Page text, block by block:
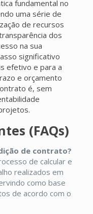
fundamental no
uma série de
de recursos
dos
na sua
significativo
efetivo e para a
e orçamento
é, sem
(FAQs)
de contrato?
de calcular e
realizados em
como base
de acordo com o